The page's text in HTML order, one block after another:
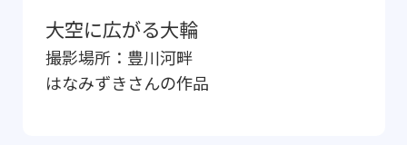
大空に広がる大輪
撮影場所： 豊川河畔
はなみずきさんの作品